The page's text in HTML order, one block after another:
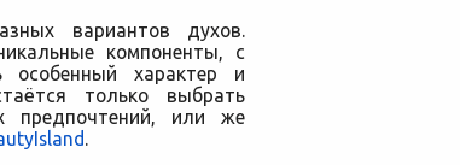
вариантов духов.
компоненты, с
характер и
только выбрать
предпочтений, или же
.